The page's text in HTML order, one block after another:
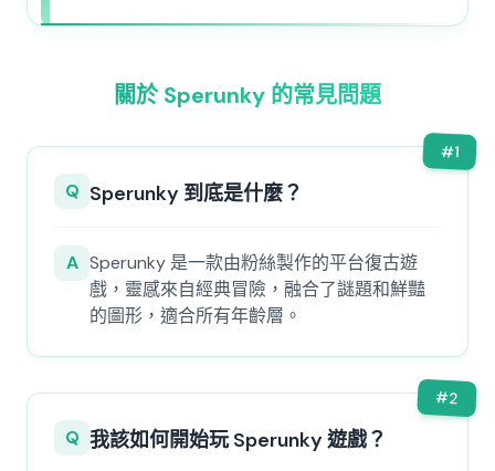
關於 Sperunky 的常見問題
#1
Q Sperunky 到底是什麼？
A Sperunky 是一款由粉絲製作的平台復古遊
戲，靈感來自經典冒險，融合了謎題和鮮豔
的圖形，適合所有年齡層。
#2
Q 我該如何開始玩 Sperunky 遊戲？